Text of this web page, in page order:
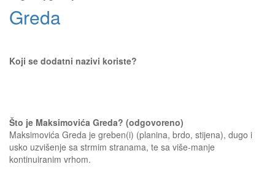
Greda
Koji se dodatni nazivi koriste?
Što je Maksimovića Greda? (odgovoreno)
Maksimovića Greda je greben(i) (planina, brdo, stijena), dugo i
usko uzvišenje sa strmim stranama, te sa više-manje
kontinuiranim vrhom.